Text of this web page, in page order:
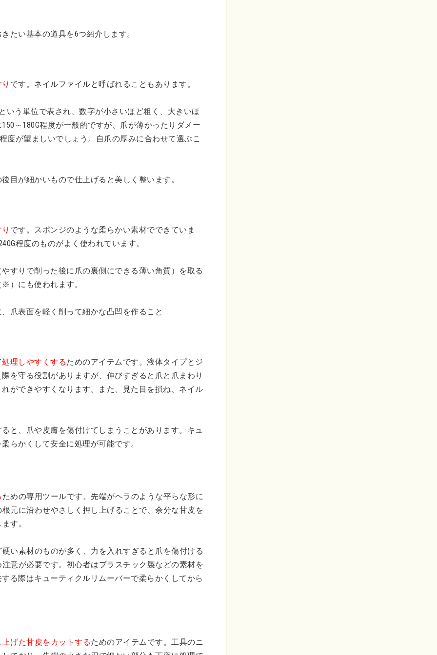
たい基本の道具を6つ紹介します。
です。ネイルファイルと呼ばれることもあります。
いう単位で表され、数字が小さいほど粗く、大きいほ
～180G程度が一般的ですが、爪が薄かったりダメー
度が望ましいでしょう。自爪の厚みに合わせて選ぶこ
目が細かいもので仕上げると美しく整います。
です。スポンジのような柔らかい素材でできていま
程度のものがよく使われています。
すりで削った後に爪の裏側にできる薄い角質）を取る
）にも使われます。
爪表面を軽く削って細かな凸凹を作ること
理しやすくするためのアイテムです。液体タイプとジ
を守る役割がありますが、伸びすぎると爪と爪まわり
ができやすくなります。また、見た目を損ね、ネイル
と、爪や皮膚を傷付けてしまうことがあります。キュ
らかくして安全に処理が可能です。
ための専用ツールです。先端がヘラのような平らな形に
元に沿わせやさしく押し上げることで、余分な甘皮を
す。
い素材のものが多く、力を入れすぎると爪を傷付ける
意が必要です。初心者はプラスチック製などの素材を
る際はキューティクルリムーバーで柔らかくしてから
げた甘皮をカットするためのアイテムです。工具のニ